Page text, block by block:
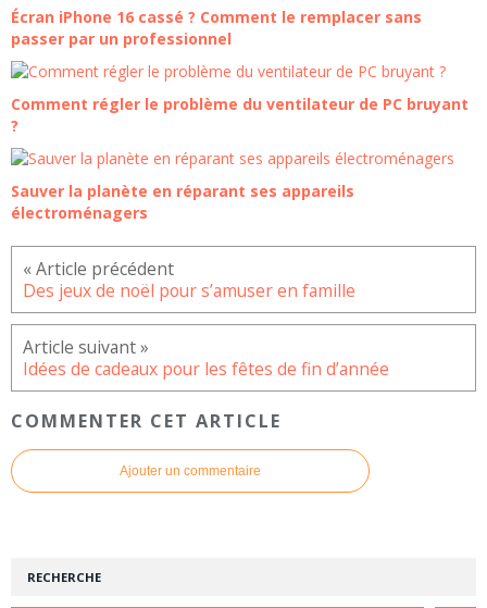
Écran iPhone 16 cassé ? Comment le remplacer sans
passer par un professionnel
Comment régler le problème du ventilateur de PC bruyant
?
Sauver la planète en réparant ses appareils
électroménagers
Des jeux de noël pour s’amuser en famille
Idées de cadeaux pour les fêtes de fin d’année
COMMENTER CET ARTICLE
Ajouter un commentaire
RECHERCHE